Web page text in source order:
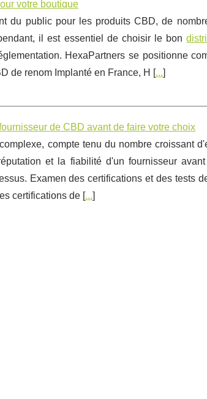
votre boutique
du public pour les produits CBD, de
il est essentiel de choisir le bon
HexaPartners se positionne
de renom Implanté en France, H [...]
de CBD avant de faire votre choix
compte tenu du nombre croissant
et la fiabilité d'un fournisseur
Examen des certifications et des tests
certifications de [...]